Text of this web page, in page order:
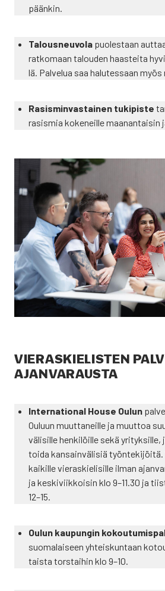
pään­kin.
Talous­neu­vo­la puo­les­taan
rat­ko­maan talou­den haas­tei­ta
lä. Pal­ve­lua saa halu­tes­saan
Rasis­min­vas­tai­nen tuki­pis­te
rasis­mia koke­neil­le maa­nan­tai­sin
VIE­RAS­KIE­LIS­TEN
AJAN­VA­RAUS­TA
Inter­na­tio­nal House Oulun
Ouluun muut­ta­neil­le ja muut­toa
vä­li­sil­le hen­ki­löil­le sekä
toi­da kan­sain­vä­li­siä
kai­kil­le vie­ras­kie­li­sil­le ilman
ja kes­ki­viik­koi­sin klo 9–11.30 ja
12–15.
Oulun kau­pun­gin
suo­ma­lai­seen yhteis­kun­taan
tais­ta tors­tai­hin klo 9–10.